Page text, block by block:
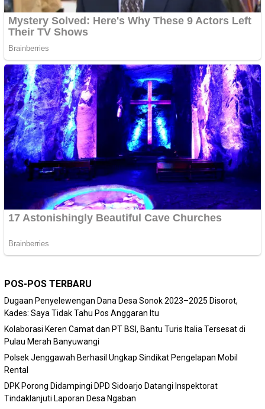
POS-POS TERBARU
Dugaan Penyelewengan Dana Desa Sonok 2023–2025 Disorot,
Kades: Saya Tidak Tahu Pos Anggaran Itu
Kolaborasi Keren Camat dan PT BSI, Bantu Turis Italia Tersesat di
Pulau Merah Banyuwangi
Polsek Jenggawah Berhasil Ungkap Sindikat Pengelapan Mobil
Rental
DPK Porong Didampingi DPD Sidoarjo Datangi Inspektorat
Tindaklanjuti Laporan Desa Ngaban